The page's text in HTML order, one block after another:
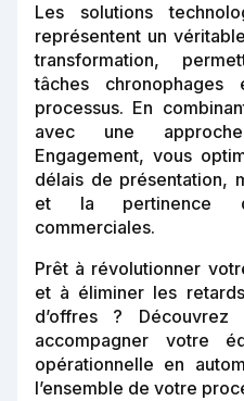
Les solutions
représentent un
transformation,
tâches
processus. En
avec une
Engagement, vous
délais de présentation,
et la pertinence
commerciales.
Prêt à révolutionner
et à éliminer les
d’offres ? Découvrez
accompagner votre
opérationnelle en
l’ensemble de votre